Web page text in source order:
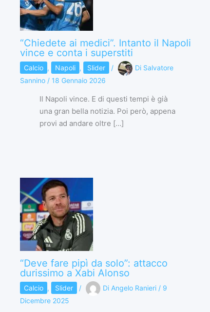
“Chiedete ai medici”. Intanto il Napoli
vince e conta i superstiti
Calcio , Napoli , Slider / Di Salvatore
Sannino / 18 Gennaio 2026
Il Napoli vince. E di questi tempi è già
una gran bella notizia. Poi però, appena
provi ad andare oltre […]
“Deve fare pipì da solo”: attacco
durissimo a Xabi Alonso
Calcio , Slider / Di Angelo Ranieri / 9
Dicembre 2025